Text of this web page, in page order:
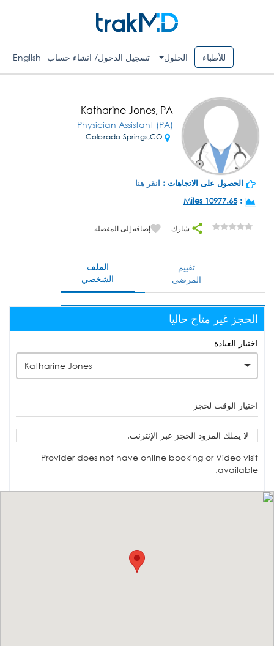
للأطباء الحلول تسجيل الدخول/ انشاء حساب English
Katharine Jones, PA
Physician Assistant (PA)
الحصول على الاتجاهات : انقر هنا
:
10977.65 Miles
شارك إضافة إلى المفضلة
الملف
الشخصي
تقييم
المرضى
الحجز غير متاح حاليا
اختيار العيادة
Katharine Jones
اختيار الوقت لحجز
لا يملك المزود الحجز عبر الإنترنت.
Provider does not have online booking or Video visit
available.